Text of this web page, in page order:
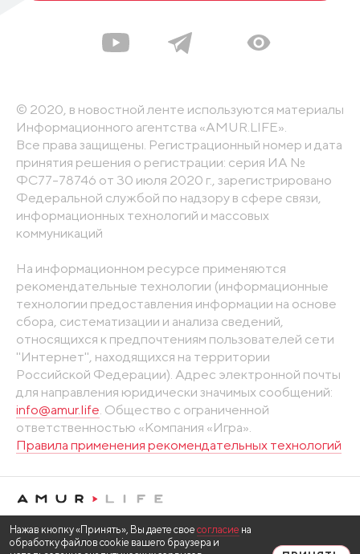
© 2020, в новостной ленте используются материалы
Информационного агентства «AMUR.LIFE».
Все права защищены. Регистрационный номер и дата
принятия решения о регистрации: серия ИА №
ФС77-78746 от 30 июля 2020 г., зарегистрировано
Федеральной службой по надзору в сфере связи,
информационных технологий и массовых
коммуникаций
На информационном ресурсе применяются
рекомендательные технологии (информационные
технологии предоставления информации на основе
сбора, систематизации и анализа сведений,
относящихся к предпочтениям пользователей сети
"Интернет", находящихся на территории
Российской Федерации). Адрес электронной почты
для направления юридически значимых сообщений:
info@amur.life. Общество с ограниченной
ответственностью «Компания «Игра».
Правила применения рекомендательных технологий
Нажав кнопку «Принять», Вы даете свое согласие на
обработку файлов cookie вашего браузера и